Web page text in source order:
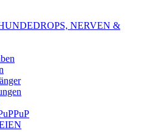
NERVEN &